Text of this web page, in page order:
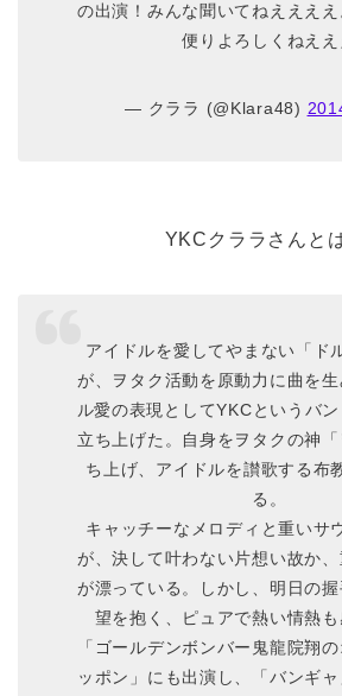
の出演！みんな聞いてねえええ
便りよろしくねええ
— クララ (@Klara48)
YKCクララさんと
アイドルを愛してやまない「ド
が、ヲタク活動を原動力に曲を
ル愛の表現としてYKCというバ
立ち上げた。自身をヲタクの神
ち上げ、アイドルを讃歌する布
る。
キャッチーなメロディと重いサ
が、決して叶わない片想い故か
が漂っている。しかし、明日の
望を抱く、ピュアで熱い情熱も
「ゴールデンボンバー鬼龍院翔
ッポン」にも出演し、「バンギ